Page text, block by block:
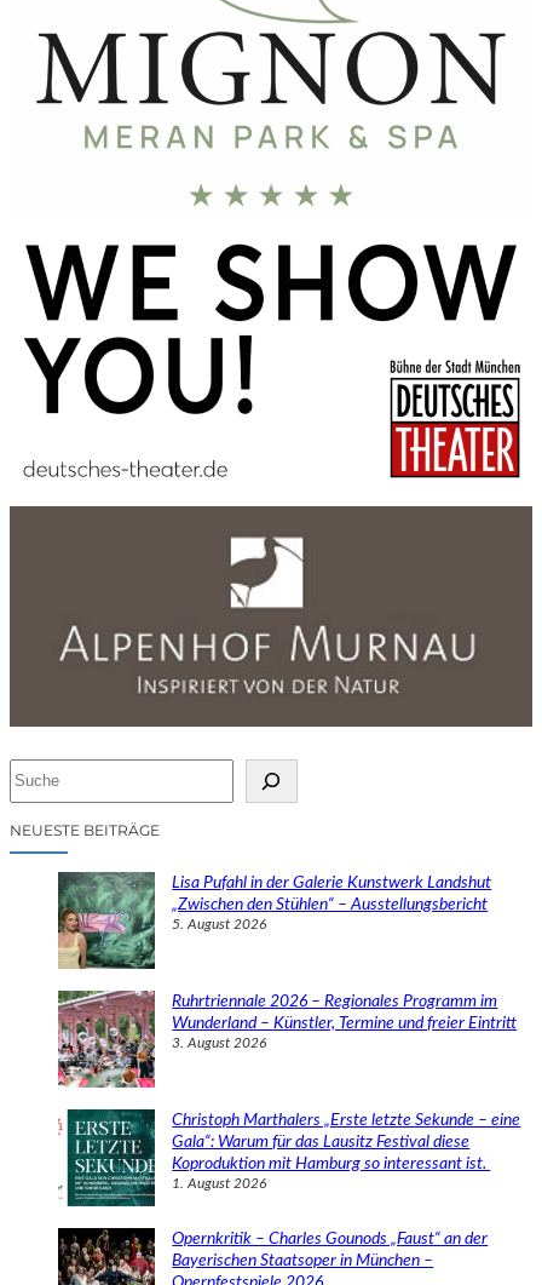
NEUESTE BEITRÄGE
Lisa Pufahl in der Galerie Kunstwerk Landshut
„Zwischen den Stühlen“ – Ausstellungsbericht
5. August 2026
Ruhrtriennale 2026 – Regionales Programm im
Wunderland – Künstler, Termine und freier Eintritt
3. August 2026
Christoph Marthalers „Erste letzte Sekunde – eine
Gala“: Warum für das Lausitz Festival diese
Koproduktion mit Hamburg so interessant ist.
1. August 2026
Opernkritik – Charles Gounods „Faust“ an der
Bayerischen Staatsoper in München –